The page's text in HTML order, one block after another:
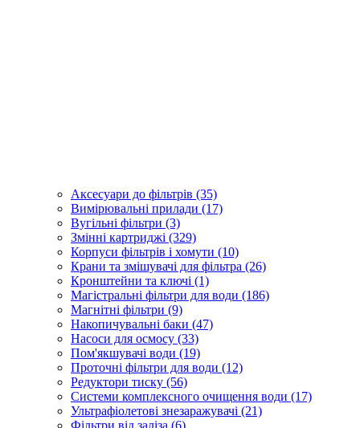
Аксесуари до фільтрів (35)
Вимірювальні прилади (17)
Вугільні фільтри (3)
Змінні картриджі (329)
Корпуси фільтрів і хомути (10)
Крани та змішувачі для фільтра (26)
Кронштейни та ключі (1)
Магістральні фільтри для води (186)
Магнітні фільтри (9)
Накопичувальні баки (47)
Насоси для осмосу (33)
Пом'якшувачі води (19)
Проточні фільтри для води (12)
Редуктори тиску (56)
Системи комплексного очищення води (17)
Ультрафіолетові знезаражувачі (21)
Фільтри від заліза (6)